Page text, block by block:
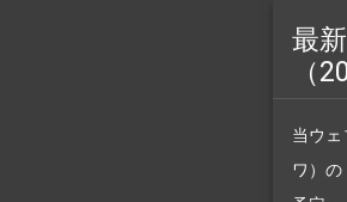
最
（
当ウ
ワ）の